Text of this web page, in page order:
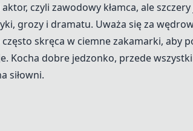
aktor, czyli zawodowy kłamca, ale
grozy i dramatu. Uważa się za
skręca w ciemne zakamarki, aby
Kocha dobre jedzonko, przede
siłowni.